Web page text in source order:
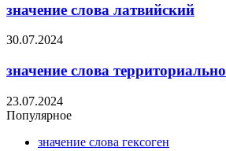
значение слова латвийский
30.07.2024
значение слова территориально
23.07.2024
Популярное
значение слова гексоген